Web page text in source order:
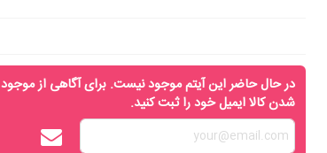
در حال حاضر این آیتم موجود نیست. برای آگاهی از موجود
شدن کالا ایمیل خود را ثبت کنید.